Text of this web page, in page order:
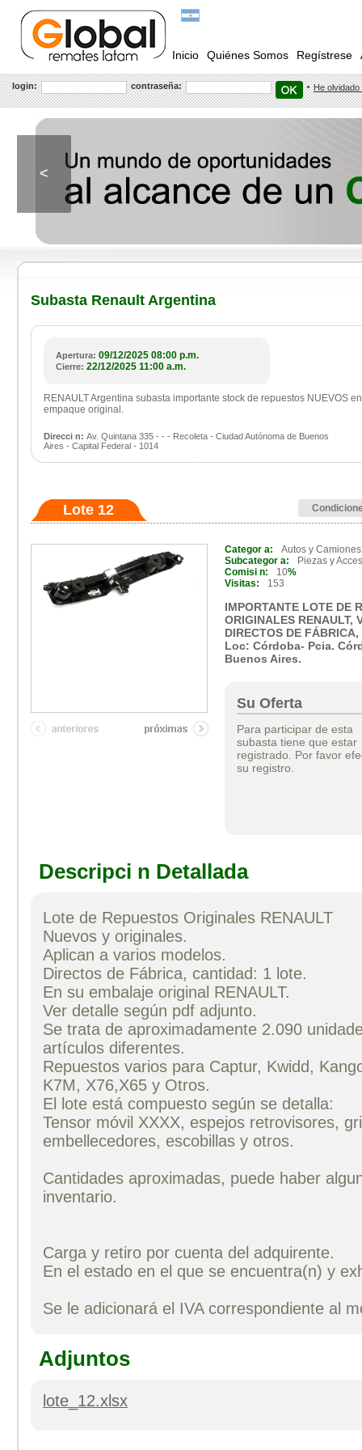
Inicio Quiénes Somos Regístrese
login: contraseña: He
<
Subasta Renault Argentina
Apertura: 09/12/2025 08:00 p.m.
Cierre: 22/12/2025 11:00 a.m.
RENAULT Argentina subasta importante stock de repuestos NUEVOS
empaque original.
Direcci n: Av. Quintana 335 - - - Recoleta - Ciudad Autónoma de Buenos
Aires - Capital Federal - 1014
Lote 12
Categor a:
Autos y Camiones
Subcategor a:
Piezas y
Comisi n:
10%
Visitas:
153
IMPORTANTE LOTE DE
ORIGINALES RENAULT,
DIRECTOS DE
Loc: Córdoba- Pcia.
Buenos Aires.
Su Oferta
Para participar de esta
subasta tiene que estar
registrado. Por favor
su registro.
Descripci n Detallada
Lote de Repuestos Originales RENAULT
Nuevos y originales.
Aplican a varios modelos.
Directos de Fábrica, cantidad: 1 lote.
En su embalaje original RENAULT.
Ver detalle según pdf adjunto.
Se trata de aproximadamente 2.090
artículos diferentes.
Repuestos varios para Captur, Kwidd,
K7M, X76,X65 y Otros.
El lote está compuesto según se detalla:
Tensor móvil XXXX, espejos retrovisores,
embellecedores, escobillas y otros.
Cantidades aproximadas, puede haber
inventario.
Carga y retiro por cuenta del adquirente.
En el estado en el que se encuentra(n) y
Se le adicionará el IVA correspondiente al
Adjuntos
lote_12.xlsx